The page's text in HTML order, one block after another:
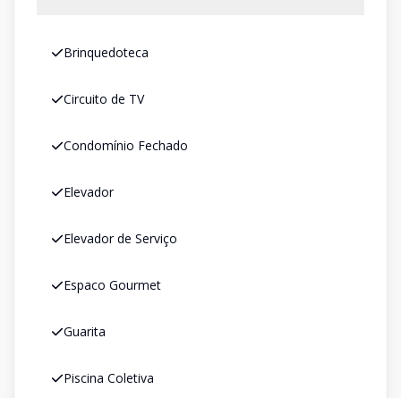
Brinquedoteca
Circuito de TV
Condomínio Fechado
Elevador
Elevador de Serviço
Espaco Gourmet
Guarita
Piscina Coletiva